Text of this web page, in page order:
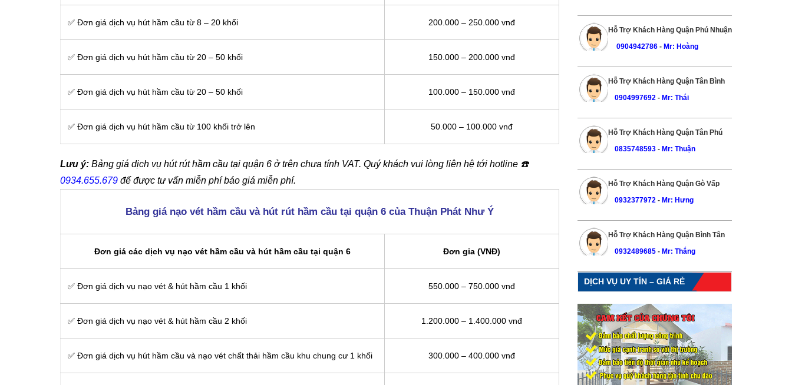
✅ Đơn giá dịch vụ hút hầm cầu từ 8 – 20 khối 200.000 – 250.000 vnđ
✅ Đơn giá dịch vụ hút hầm cầu từ 20 – 50 khối 150.000 – 200.000 vnđ
✅ Đơn giá dịch vụ hút hầm cầu từ 20 – 50 khối 100.000 – 150.000 vnđ
✅ Đơn giá dịch vụ hút hầm cầu từ 100 khối trở lên 50.000 – 100.000 vnđ
Lưu ý: Bảng giá dịch vụ hút rút hầm cầu tại quận 6 ở trên chưa tính VAT. Quý khách vui lòng liên hệ tới hotline ☎️
0934.655.679 để được tư vấn miễn phí báo giá miễn phí.
Bảng giá nạo vét hầm cầu và hút rút hầm cầu tại quận 6 của Thuận Phát Như Ý
Đơn giá các dịch vụ nạo vét hầm cầu và hút hầm cầu tại quận 6 Đơn gia (VNĐ)
✅ Đơn giá dịch vụ nạo vét & hút hầm cầu 1 khối 550.000 – 750.000 vnđ
✅ Đơn giá dịch vụ nạo vét & hút hầm cầu 2 khối 1.200.000 – 1.400.000 vnđ
✅ Đơn giá dịch vụ hút hầm cầu và nạo vét chất thải hầm cầu khu chung cư 1 khối 300.000 – 400.000 vnđ
Hỗ Trợ Khách Hàng Quận Phú Nhuận
0904942786 - Mr: Hoàng
Hỗ Trợ Khách Hàng Quận Tân Bình
0904997692 - Mr: Thái
Hỗ Trợ Khách Hàng Quận Tân Phú
0835748593 - Mr: Thuận
Hỗ Trợ Khách Hàng Quận Gò Vấp
0932377972 - Mr: Hưng
Hỗ Trợ Khách Hàng Quận Bình Tân
0932489685 - Mr: Thắng
DỊCH VỤ UY TÍN – GIÁ RẺ